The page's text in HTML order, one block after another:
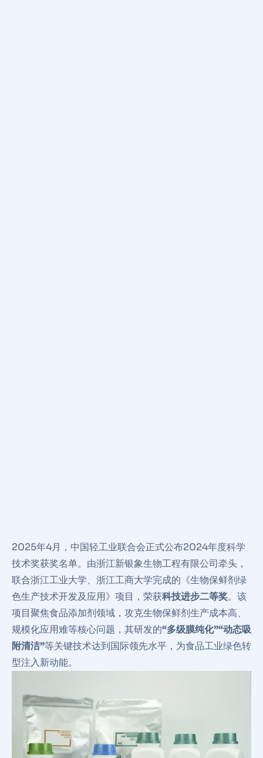
2025年4月，中国轻工业联合会正式公布2024年度科学
技术奖获奖名单。由‌浙江新银象生物工程有限公司‌牵头，
联合‌浙江工业大学、‌浙江工商大学‌完成的《生物保鲜剂绿
色生产技术开发及应用》项目，荣获‌科技进步二等奖‌。该
项目聚焦食品添加剂领域，攻克生物保鲜剂生产成本高、
规模化应用难等核心问题，其研发的“多级膜纯化”“动态吸
附清洁”等关键技术达到国际领先水平，为食品工业绿色转
型注入新动能‌。